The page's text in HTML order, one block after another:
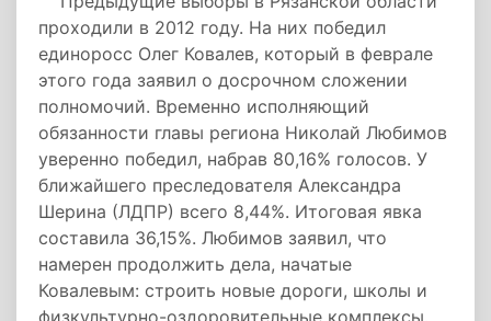
проходили в 2012 году. На них победил
единоросс Олег Ковалев, который в феврале
этого года заявил о досрочном сложении
полномочий. Временно исполняющий
обязанности главы региона Николай Любимов
уверенно победил, набрав 80,16% голосов. У
ближайшего преследователя Александра
Шерина (ЛДПР) всего 8,44%. Итоговая явка
составила 36,15%. Любимов заявил, что
намерен продолжить дела, начатые
Ковалевым: строить новые дороги, школы и
физкультурно-оздоровительные комплексы.